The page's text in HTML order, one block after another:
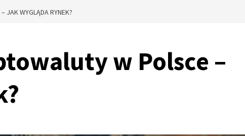
JAK WYGLĄDA RYNEK?
w Polsce –